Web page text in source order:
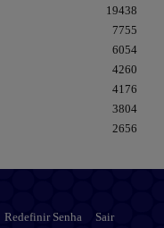
19438
7755
6054
4260
4176
3804
2656
Redefinir Senha Sair